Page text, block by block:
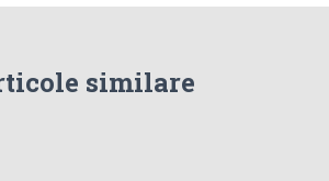
similare